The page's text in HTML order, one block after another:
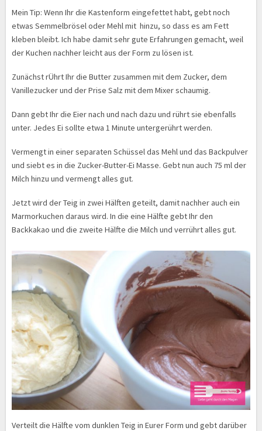
Mein Tip: Wenn Ihr die Kastenform eingefettet habt, gebt noch
etwas Semmelbrösel oder Mehl mit hinzu, so dass es am Fett
kleben bleibt. Ich habe damit sehr gute Erfahrungen gemacht, weil
der Kuchen nachher leicht aus der Form zu lösen ist.
Zunächst rÜhrt Ihr die Butter zusammen mit dem Zucker, dem
Vanillezucker und der Prise Salz mit dem Mixer schaumig.
Dann gebt Ihr die Eier nach und nach dazu und rührt sie ebenfalls
unter. Jedes Ei sollte etwa 1 Minute untergerührt werden.
Vermengt in einer separaten Schüssel das Mehl und das Backpulver
und siebt es in die Zucker-Butter-Ei Masse. Gebt nun auch 75 ml der
Milch hinzu und vermengt alles gut.
Jetzt wird der Teig in zwei Hälften geteilt, damit nachher auch ein
Marmorkuchen daraus wird. In die eine Hälfte gebt Ihr den
Backkakao und die zweite Hälfte die Milch und verrührt alles gut.
Verteilt die Hälfte vom dunklen Teig in Eurer Form und gebt darüber